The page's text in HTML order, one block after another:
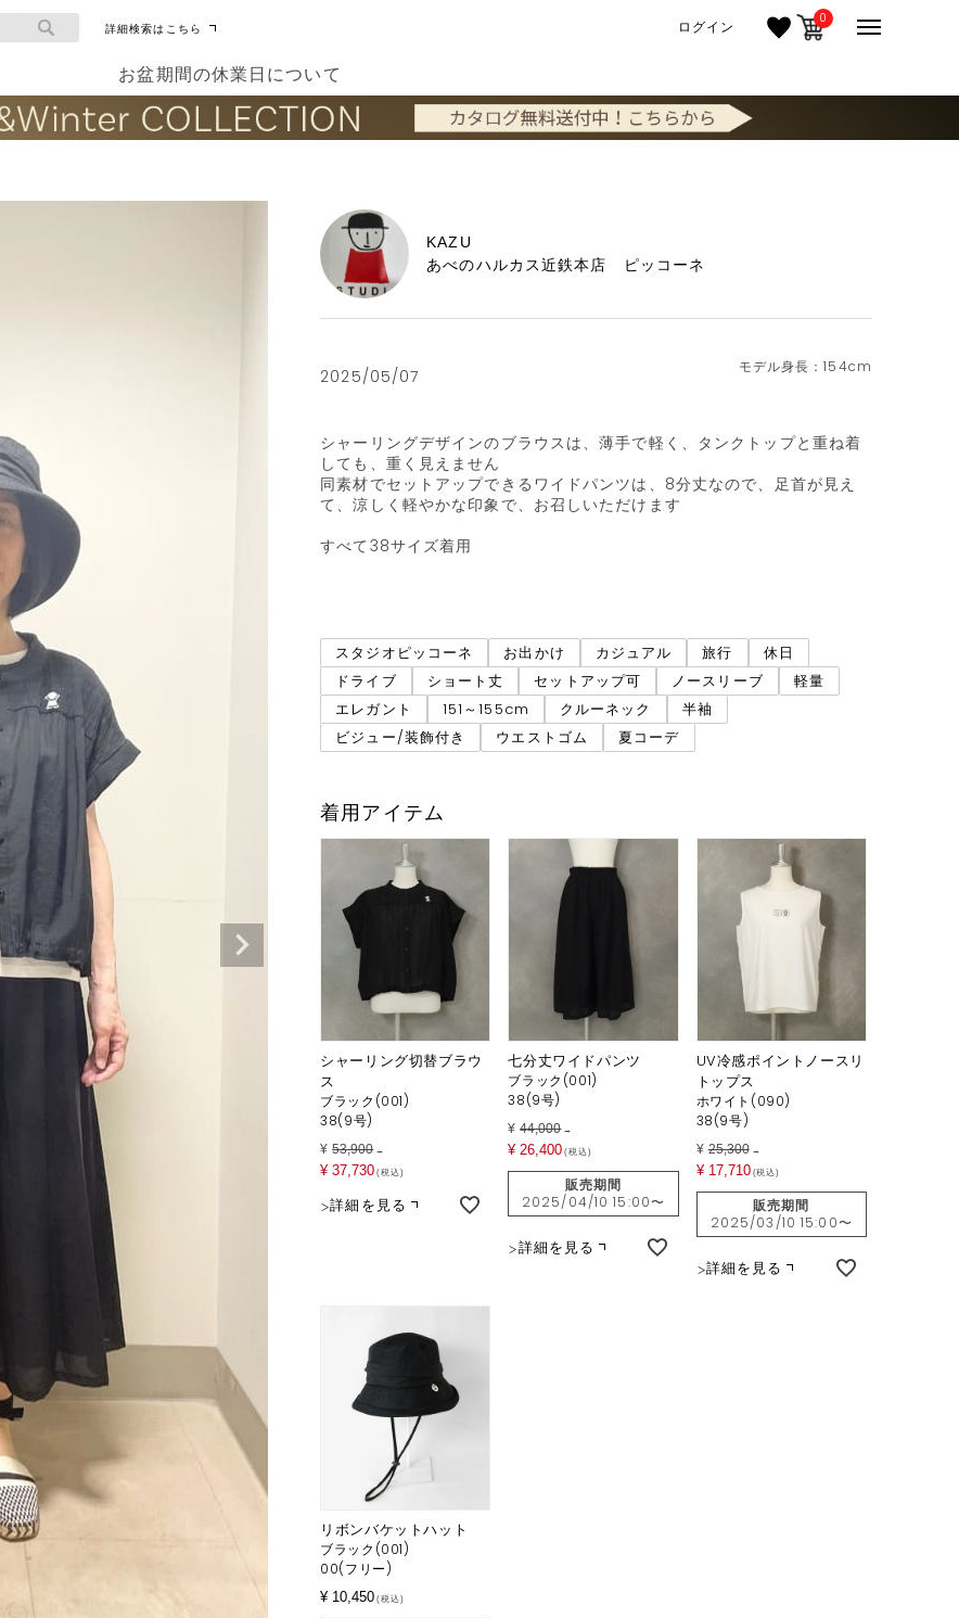
詳細検索はこちら ログイン 0
お盆期間の休業日について
KAZU
あべのハルカス近鉄本店 ピッコーネ
2025/05/07 154cm
シャーリングデザインのブラウスは、薄手で軽く、タンクトップと重ね着
しても、重く見えません
同素材でセットアップできるワイドパンツは、8分丈なので、足首が見え
て、涼しく軽やかな印象で、お召しいただけます
すべて38サイズ着用
スタジオピッコーネ お出かけ カジュアル 旅行
休日
ドライブ
ショート丈 セットアップ可 ノースリーブ
軽量
エレガント
151～155cm クルーネック
半袖
ビジュー/装飾付き
ウエストゴム 夏コーデ
着用アイテム
シャーリング切替ブラウ
ス
38(9号)
ブラック(001)
¥ 53,900 →
¥ 37,730 税込
詳細を見る
七分丈ワイドパンツ
38(9号)
ブラック(001)
¥ 44,000 →
¥ 26,400 税込
販売期間
2025/04/10 15:00〜
詳細を見る
UV冷感ポイントノースリ
トップス
38(9号)
ホワイト(090)
¥ 25,300 →
¥ 17,710 税込
販売期間
2025/03/10 15:00〜
詳細を見る
リボンバケットハット
00(フリー)
ブラック(001)
¥ 10,450 税込